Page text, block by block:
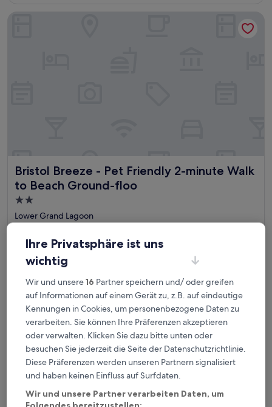
Bristol Breeze - Pet Friendly 2-minute Walk
to Beach Ground-floo
Bristol Breeze - Pet Friendly 2-minute Walk to Beach
2.0-
Sterne-
Unterkunft
Lower Grand Lagoon
Bristol Breeze - Pet Friendly 2-minute Walk to Beach
Corner Unit Right on the Sand, 2 Lagoon-style Pools,
Ihre Privatsphäre ist uns
wichtig
Wir und unsere16 Partner speichern und/ oder greifen
auf Informationen auf einem Gerät zu, z.B. auf eindeutige
Kennungen in Cookies, um personenbezogene Daten zu
verarbeiten. Sie können Ihre Präferenzen akzeptieren
oder verwalten. Klicken Sie dazu bitte unten oder
besuchen Sie jederzeit die Seite der Datenschutzrichtlinie.
Diese Präferenzen werden unseren Partnern signalisiert
und haben keinen Einfluss auf Surfdaten.
Wir und unsere Partner verarbeiten Daten, um